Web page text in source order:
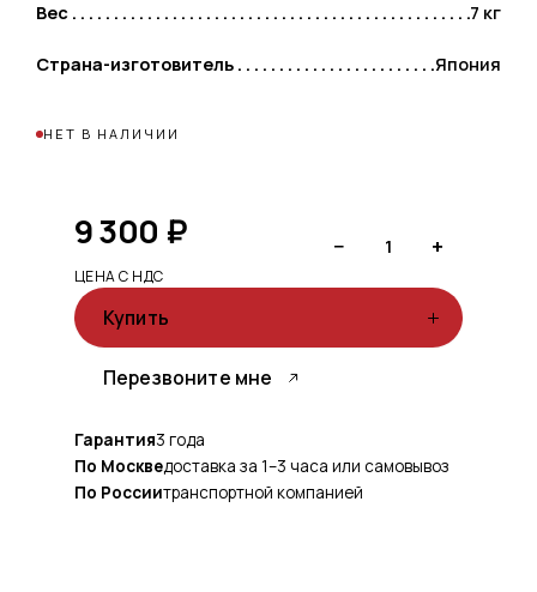
Вес 7 кг
Страна-изготовитель Япония
НЕТ В НАЛИЧИИ
9 300 ₽
ЦЕНА С НДС
− 1 +
Купить
Перезвоните мне
Гарантия3 года
По Москведоставка за 1–3 часа или самовывоз
По Россиитранспортной компанией